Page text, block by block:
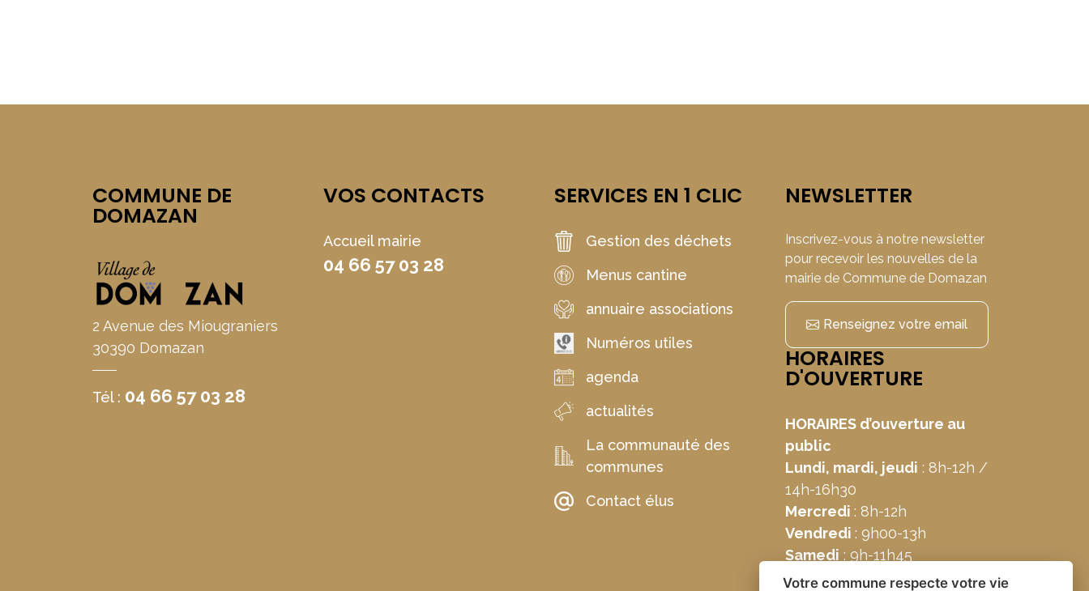
COMMUNE DE
DOMAZAN
2 Avenue des Miougraniers
30390 Domazan
Tél : 04 66 57 03 28
VOS CONTACTS
Accueil mairie
04 66 57 03 28
SERVICES EN 1 CLIC
Gestion des déchets
Menus cantine
annuaire associations
Numéros utiles
agenda
actualités
La communauté des
communes
Contact élus
NEWSLETTER
Inscrivez-vous à notre newsletter
pour recevoir les nouvelles de la
mairie de Commune de Domazan
Renseignez votre email
HORAIRES
D'OUVERTURE
HORAIRES d’ouverture au
public
Lundi, mardi, jeudi : 8h-12h /
14h-16h30
Mercredi : 8h-12h
Vendredi : 9h00-13h
Samedi : 9h-11h45
Votre commune respecte votre vie